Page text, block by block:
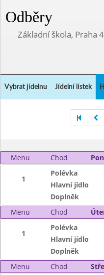
Odběry
Základní škola, Praha
Vybrat jídelnu Jídelní lístek
Menu Chod
1
Polévka
Hlavní jídlo
Doplněk
Menu
Chod
1
Polévka
Hlavní jídlo
Doplněk
Menu
Chod